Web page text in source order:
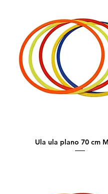
Ula ula plano 70 cm